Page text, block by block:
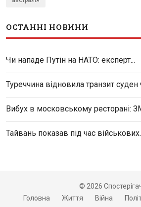
ОСТАННІ НОВИНИ
Чи нападе Путін на НАТО: експерт...
Туреччина відновила транзит суден
Вибух в московському ресторані:
Тайвань показав під час
© 2026
Головна
Життя Війна